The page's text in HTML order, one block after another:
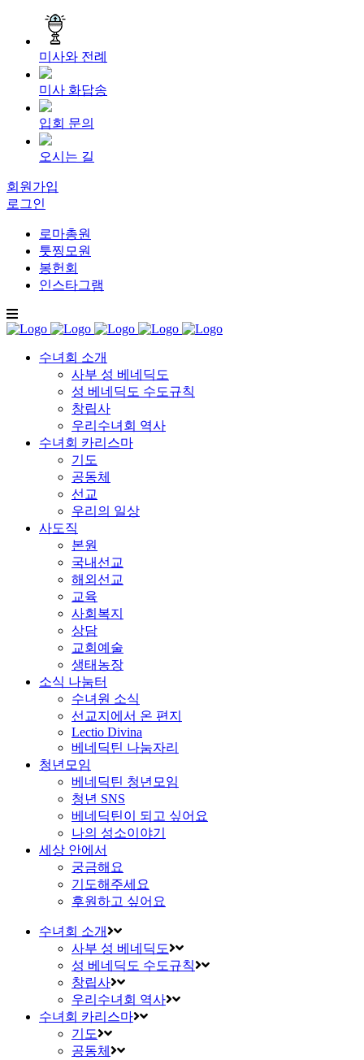
미사와 전례
미사 화답송
입회 문의
오시는 길
회원가입
로그인
로마총원
툿찡모원
봉헌회
인스타그램
수녀회 소개
사부 성 베네딕도
성 베네딕도 수도규칙
창립사
우리수녀회 역사
수녀회 카리스마
기도
공동체
선교
우리의 일상
사도직
본원
국내선교
해외선교
교육
사회복지
상담
교회예술
생태농장
소식 나눔터
수녀원 소식
선교지에서 온 편지
Lectio Divina
베네딕틴 나눔자리
청년모임
베네딕틴 청년모임
청년 SNS
베네딕틴이 되고 싶어요
나의 성소이야기
세상 안에서
궁금해요
기도해주세요
후원하고 싶어요
수녀회 소개
사부 성 베네딕도
성 베네딕도 수도규칙
창립사
우리수녀회 역사
수녀회 카리스마
기도
공동체